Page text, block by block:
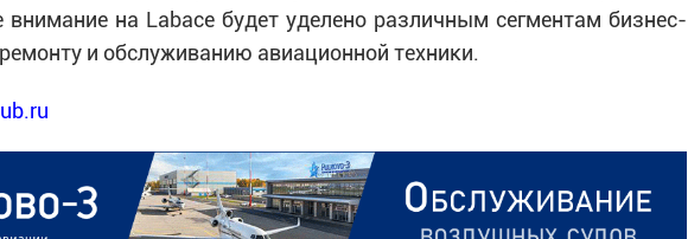
внимание на Labace будет уделено различным сегментам бизнес-
и обслуживанию авиационной техники.